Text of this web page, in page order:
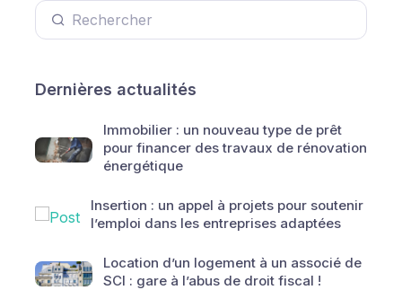
Dernières actualités
Immobilier : un nouveau type de prêt
pour financer des travaux de rénovation
énergétique
Insertion : un appel à projets pour soutenir
l’emploi dans les entreprises adaptées
Location d’un logement à un associé de
SCI : gare à l’abus de droit fiscal !